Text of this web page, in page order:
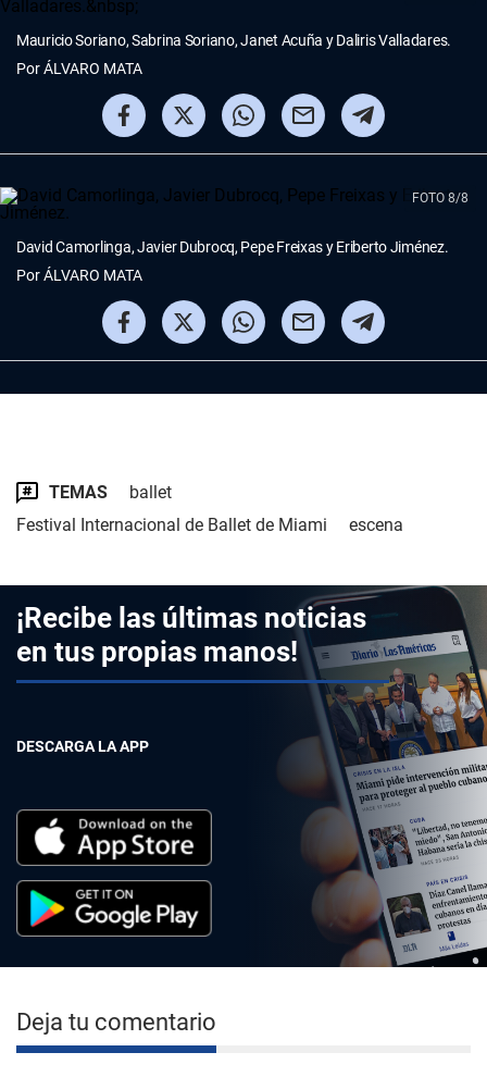
PorÁLVARO MATA
Mauricio Soriano, Sabrina Soriano, Janet Acuña y Daliris Valladares.
FOTO 8/8
PorÁLVARO MATA
David Camorlinga, Javier Dubrocq, Pepe Freixas y Eriberto Jiménez.
TEMAS
ballet
Festival Internacional de Ballet de Miami
escena
¡Recibe las últimas noticias
en tus propias manos!
DESCARGA LA APP
Deja tu comentario